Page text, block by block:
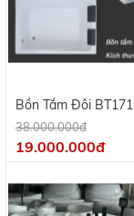
Bồn Tắm Đôi
38.000.000đ
19.000.000đ